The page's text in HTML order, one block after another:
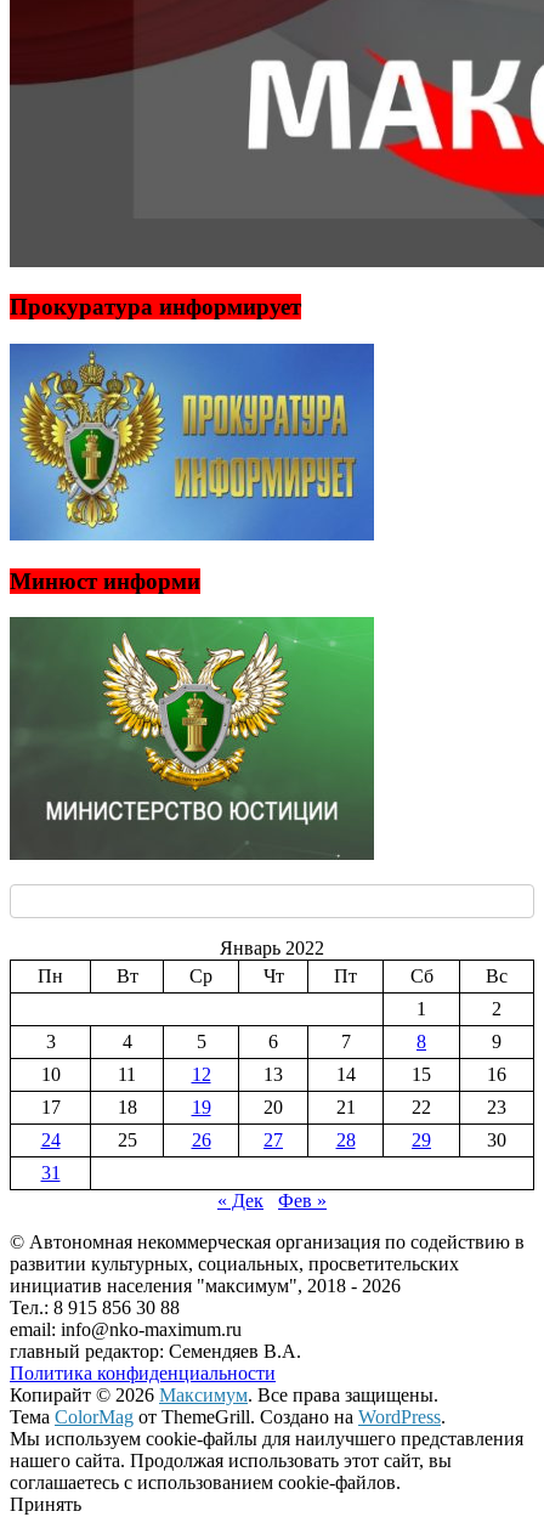
Прокуратура информирует
Минюст информи
Январь 2022
Пн
Вт Ср Чт Пт Сб
Вс
1
2
3
4 5 6 7 8
9
10
11 12 13 14 15
16
17
18 19 20 21 22
23
24
25 26 27 28 29
30
31
« Дек
Фев »
© Автономная некоммерческая организация по содействию в
развитии культурных, социальных, просветительских
инициатив населения "максимум", 2018 - 2026
Тел.: 8 915 856 30 88
email: info@nko-maximum.ru
главный редактор: Семендяев В.А.
Политика конфиденциальности
Копирайт © 2026 Максимум. Все права защищены.
Тема ColorMag от ThemeGrill. Создано на WordPress.
Мы используем cookie-файлы для наилучшего представления
нашего сайта. Продолжая использовать этот сайт, вы
соглашаетесь с использованием cookie-файлов.
Принять